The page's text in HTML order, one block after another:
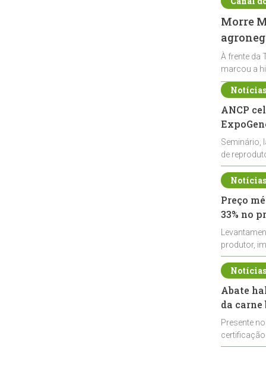
Morre
À frente da
marcou a
ANCP
Seminário,
de
durante a
Preço
33% no
produtor,
de leite cru
Abate
da
Presente